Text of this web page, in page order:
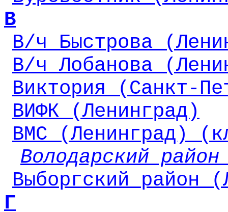
В
В/ч Быстрова
В/ч Лобанова
Виктория (Санкт-
ВИФК (Ленинград)
ВМС (Ленинград)
Володарский
Выборгский район
Г